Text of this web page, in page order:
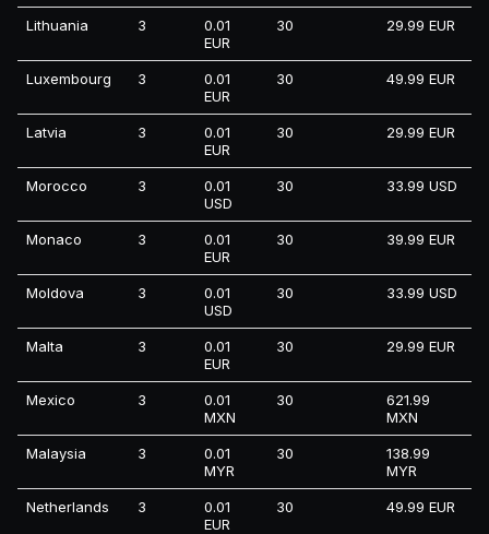
Lithuania 3
0.01
EUR
30 29.99 EUR
Luxembourg 3
0.01
EUR
30 49.99 EUR
Latvia 3
0.01
EUR
30 29.99 EUR
Morocco 3
0.01
USD
30 33.99 USD
Monaco 3
0.01
EUR
30 39.99 EUR
Moldova 3
0.01
USD
30 33.99 USD
Malta 3
0.01
EUR
30 29.99 EUR
Mexico 3
0.01
MXN
30
621.99
MXN
Malaysia 3
0.01
MYR
30
138.99
MYR
Netherlands 3
0.01
EUR
30 49.99 EUR